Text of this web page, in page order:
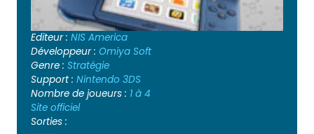
Editeur : NIS America
Développeur : Omiya Soft
Genre : Stratégie
Support : Nintendo 3DS
Nombre de joueurs : 1 à 4
Site officiel
Sorties :